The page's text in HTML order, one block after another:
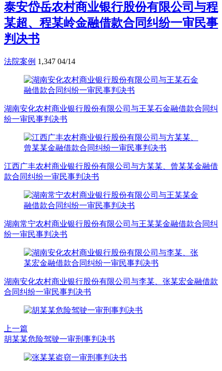
泰安岱岳农村商业银行股份有限公司与程
某超、程某岭金融借款合同纠纷一审民事
判决书
法院案例 1,347 04/14
湖南安化农村商业银行股份有限公司与王某石金融借款合同纠
纷一审民事判决书
江西广丰农村商业银行股份有限公司与方某某、曾某某金融借
款合同纠纷一审民事判决书
湖南常宁农村商业银行股份有限公司与王某某金融借款合同纠
纷一审民事判决书
湖南安化农村商业银行股份有限公司与李某、张某宏金融借款
合同纠纷一审民事判决书
上一篇
胡某某危险驾驶一审刑事判决书